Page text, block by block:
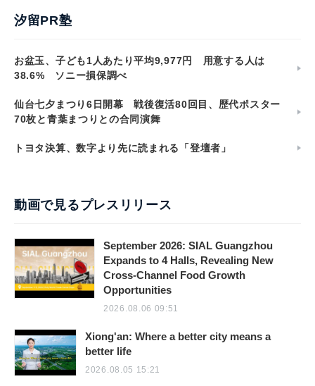
汐留PR塾
お盆玉、子ども1人あたり平均9,977円 用意する人は
38.6% ソニー損保調べ
仙台七夕まつり6日開幕 戦後復活80回目、歴代ポスター
70枚と青葉まつりとの合同演舞
トヨタ決算、数字より先に読まれる「登壇者」
動画で見るプレスリリース
September 2026: SIAL Guangzhou
Expands to 4 Halls, Revealing New
Cross-Channel Food Growth
Opportunities
2026.08.06 09:51
Xiong'an: Where a better city means a
better life
2026.08.05 15:21